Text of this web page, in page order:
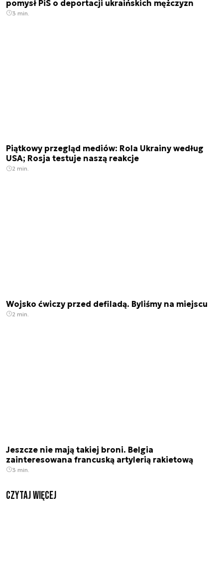
pomysł PiS o deportacji ukraińskich mężczyzn
3 min.
Piątkowy przegląd mediów: Rola Ukrainy według
USA; Rosja testuje naszą reakcje
2 min.
Wojsko ćwiczy przed defiladą. Byliśmy na miejscu
2 min.
Jeszcze nie mają takiej broni. Belgia
zainteresowana francuską artylerią rakietową
3 min.
czytaj więcej